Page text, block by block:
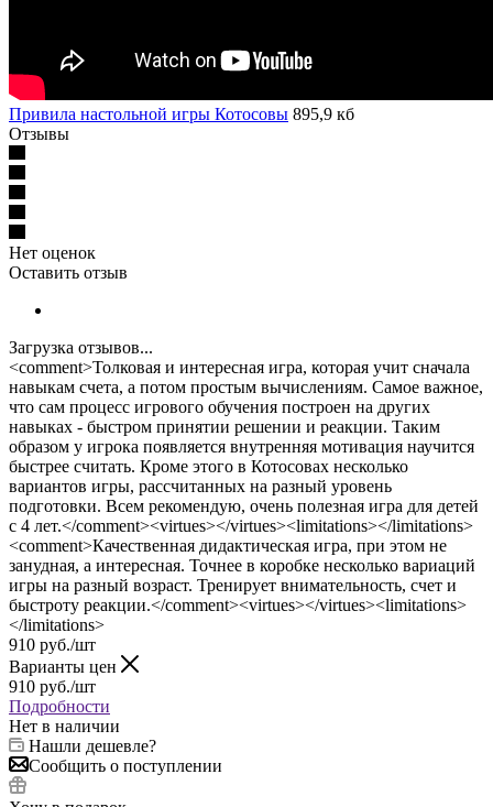
Привила настольной игры Котосовы 895,9 кб
Отзывы
Нет оценок
Оставить отзыв
Загрузка отзывов...
<comment>Толковая и интересная игра, которая учит сначала
навыкам счета, а потом простым вычислениям. Самое важное,
что сам процесс игрового обучения построен на других
навыках - быстром принятии решении и реакции. Таким
образом у игрока появляется внутренняя мотивация научится
быстрее считать. Кроме этого в Котосовах несколько
вариантов игры, рассчитанных на разный уровень
подготовки. Всем рекомендую, очень полезная игра для детей
с 4 лет.</comment><virtues></virtues><limitations></limitations>
<comment>Качественная дидактическая игра, при этом не
занудная, а интересная. Точнее в коробке несколько вариаций
игры на разный возраст. Тренирует внимательность, счет и
быстроту реакции.</comment><virtues></virtues><limitations>
</limitations>
910 руб./шт
Варианты цен
910 руб./шт
Подробности
Нет в наличии
Нашли дешевле?
Сообщить о поступлении